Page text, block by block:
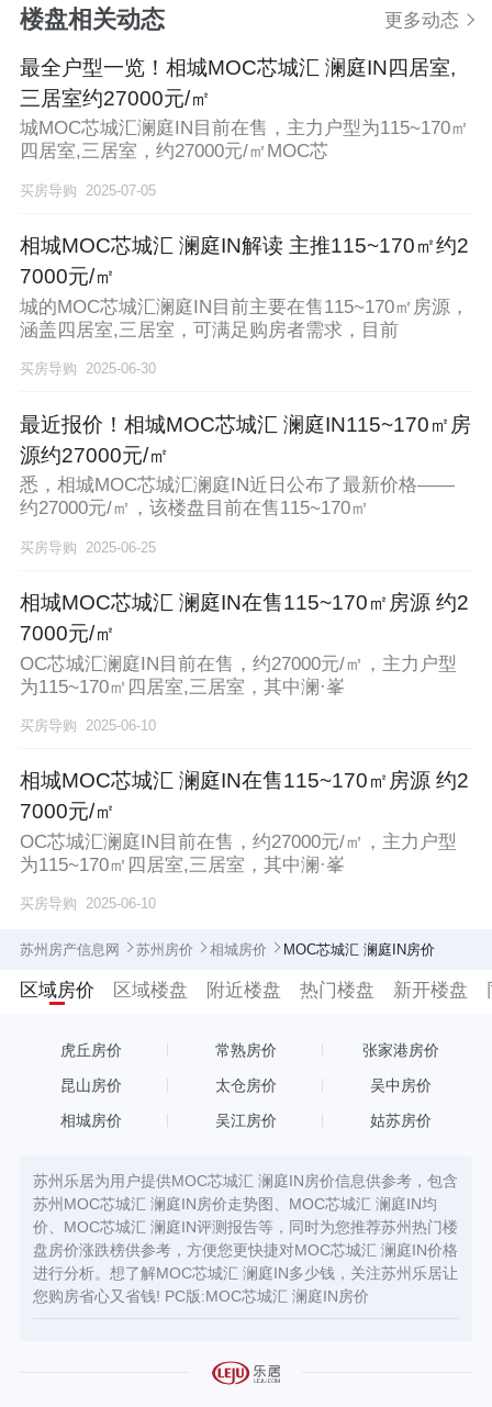
楼盘相关动态 更多动态
最全户型一览！相城MOC芯城汇 澜庭IN四居室,
三居室约27000元/㎡
城MOC芯城汇澜庭IN目前在售，主力户型为115~170㎡
四居室,三居室，约27000元/㎡MOC芯
买房导购 2025-07-05
相城MOC芯城汇 澜庭IN解读 主推115~170㎡约2
7000元/㎡
城的MOC芯城汇澜庭IN目前主要在售115~170㎡房源，
涵盖四居室,三居室，可满足购房者需求，目前
买房导购 2025-06-30
最近报价！相城MOC芯城汇 澜庭IN115~170㎡房
源约27000元/㎡
悉，相城MOC芯城汇澜庭IN近日公布了最新价格——
约27000元/㎡，该楼盘目前在售115~170㎡
买房导购 2025-06-25
相城MOC芯城汇 澜庭IN在售115~170㎡房源 约2
7000元/㎡
OC芯城汇澜庭IN目前在售，约27000元/㎡，主力户型
为115~170㎡四居室,三居室，其中澜·峯
买房导购 2025-06-10
相城MOC芯城汇 澜庭IN在售115~170㎡房源 约2
7000元/㎡
OC芯城汇澜庭IN目前在售，约27000元/㎡，主力户型
为115~170㎡四居室,三居室，其中澜·峯
买房导购 2025-06-10
苏州房产信息网 苏州房价 相城房价 MOC芯城汇 澜庭IN房价
区域房价 区域楼盘 附近楼盘 热门楼盘 新开楼盘
虎丘房价 常熟房价 张家港房价
昆山房价 太仓房价 吴中房价
相城房价 吴江房价 姑苏房价
苏州乐居为用户提供MOC芯城汇 澜庭IN房价信息供参考，包含
苏州MOC芯城汇 澜庭IN房价走势图、MOC芯城汇 澜庭IN均
价、MOC芯城汇 澜庭IN评测报告等，同时为您推荐苏州热门楼
盘房价涨跌榜供参考，方便您更快捷对MOC芯城汇 澜庭IN价格
进行分析。想了解MOC芯城汇 澜庭IN多少钱，关注苏州乐居让
您购房省心又省钱! PC版:MOC芯城汇 澜庭IN房价